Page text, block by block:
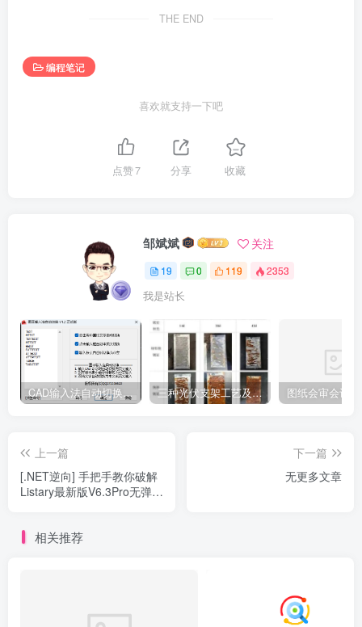
ByVal pTemplateName As LongPtr, ByVal hWndParent
ByVal lpDialogFunc As LongPtr, ByVal dwInitParam
    If pTemplateName = 4070 Then
'有程序调用DialogBoxParamA,但装入的
MyDialogBoxParam =
THE END
编程笔记
喜欢就支持一下吧
点赞7 分享 收藏
邹斌斌 关注
19 0 119 2353
我是站长
CAD输入法自动切换-图王输入法V1.2.4正式版（推荐） 三种光伏支架工艺及防腐标准-热浸镀锌、锌铝镁、耐候钢
上一篇
[.NET逆向] 手把手教你破解
Listary最新版V6.3Pro无弹窗
下一篇
无更多文章
相关推荐